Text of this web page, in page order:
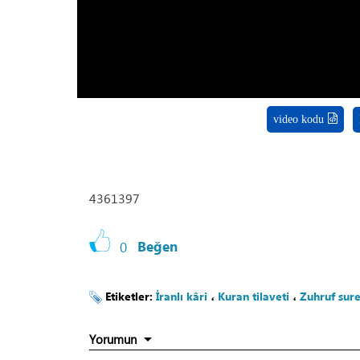
video kodu
4361397
0 Beğen
Etiketler: İranlı kâri ، Kuran tilaveti ، Zuhruf
Yorumun